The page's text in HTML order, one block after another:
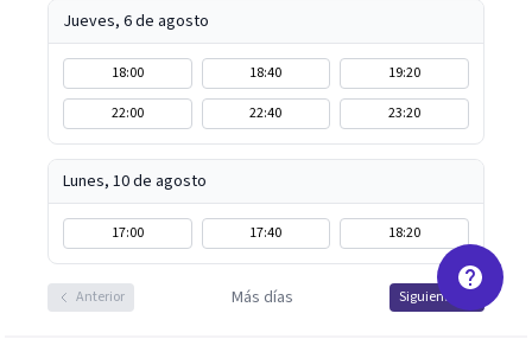
Jueves, 6 de agosto
18:00 18:40
19:20
22:00
22:40 23:20
Lunes, 10 de agosto
17:00 17:40 18:20
Anterior Más días Siguiente